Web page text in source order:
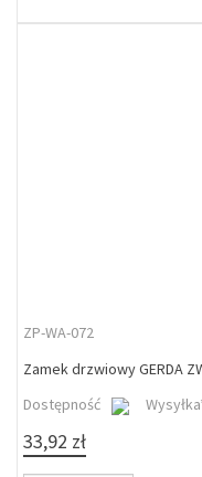
ZP-WA-072
Zamek drzwiowy GERDA
Dostępność
33,92 zł